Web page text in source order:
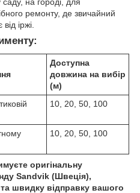
на городі, для
ремонту, де звичайний
іржі.
Доступна
довжина на вибір
(м)
10, 20, 50, 100
10, 20, 50, 100
оригінальну
Sandvik (Швеція),
швидку відправку вашого